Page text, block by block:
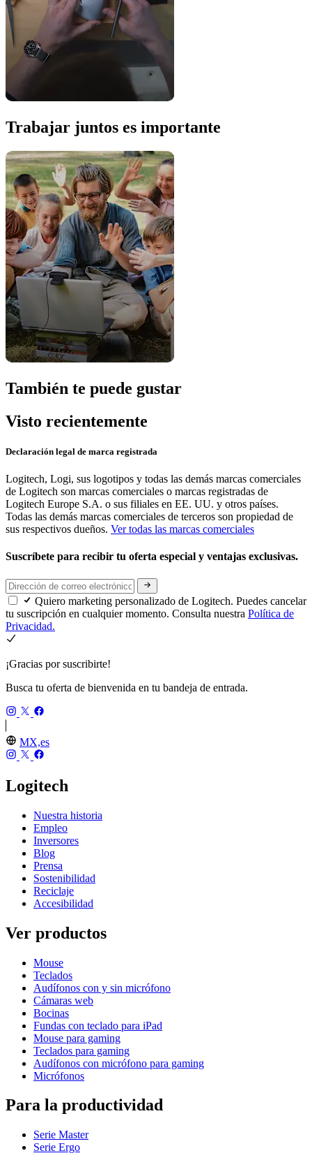
Trabajar juntos es importante
También te puede gustar
Visto recientemente
Declaración legal de marca registrada
Logitech, Logi, sus logotipos y todas las demás marcas comerciales
de Logitech son marcas comerciales o marcas registradas de
Logitech Europe S.A. o sus filiales en EE. UU. y otros países.
Todas las demás marcas comerciales de terceros son propiedad de
sus respectivos dueños. Ver todas las marcas comerciales
Suscríbete para recibir tu oferta especial y ventajas exclusivas.
Quiero marketing personalizado de Logitech. Puedes cancelar
tu suscripción en cualquier momento. Consulta nuestra Política de
Privacidad.
¡Gracias por suscribirte!
Busca tu oferta de bienvenida en tu bandeja de entrada.
MX,es
Logitech
Nuestra historia
Empleo
Inversores
Blog
Prensa
Sostenibilidad
Reciclaje
Accesibilidad
Ver productos
Mouse
Teclados
Audífonos con y sin micrófono
Cámaras web
Bocinas
Fundas con teclado para iPad
Mouse para gaming
Teclados para gaming
Audífonos con micrófono para gaming
Micrófonos
Para la productividad
Serie Master
Serie Ergo